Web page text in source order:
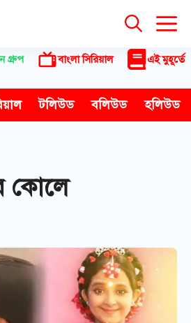
গ্রুপ বাংলা সিরিয়াল এই মুহূর্তে
টলিউড বলিউড হলিউড